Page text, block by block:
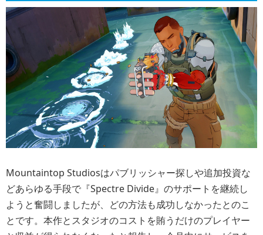
Mountaintop Studiosはパブリッシャー探しや追加投資な
どあらゆる手段で『Spectre Divide』のサポートを継続し
ようと奮闘しましたが、どの方法も成功しなかったとのこ
とです。本作とスタジオのコストを賄うだけのプレイヤー